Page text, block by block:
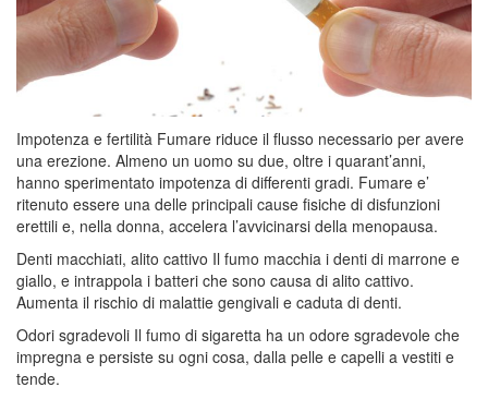
Impotenza e fertilità Fumare riduce il flusso necessario per avere
una erezione. Almeno un uomo su due, oltre i quarant’anni,
hanno sperimentato impotenza di differenti gradi. Fumare e’
ritenuto essere una delle principali cause fisiche di disfunzioni
erettili e, nella donna, accelera l’avvicinarsi della menopausa.
Denti macchiati, alito cattivo Il fumo macchia i denti di marrone e
giallo, e intrappola i batteri che sono causa di alito cattivo.
Aumenta il rischio di malattie gengivali e caduta di denti.
Odori sgradevoli Il fumo di sigaretta ha un odore sgradevole che
impregna e persiste su ogni cosa, dalla pelle e capelli a vestiti e
tende.